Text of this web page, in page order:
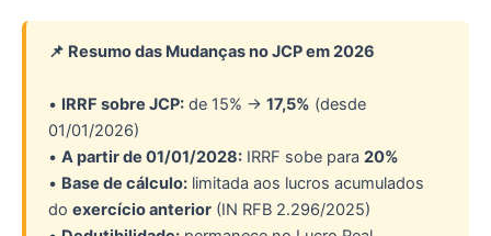
📌 Resumo das Mudanças no JCP em 2026
• IRRF sobre JCP: de 15% → 17,5% (desde
01/01/2026)
• A partir de 01/01/2028: IRRF sobe para 20%
• Base de cálculo: limitada aos lucros acumulados
do exercício anterior (IN RFB 2.296/2025)